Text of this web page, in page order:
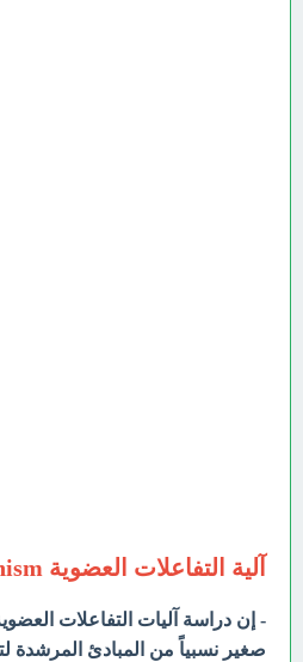
آلية التفاعلات العضوية Reaction Mechanism
- إن دراسة آليات التفاعلات
صغير نسبياً من المبادئ المرشدة